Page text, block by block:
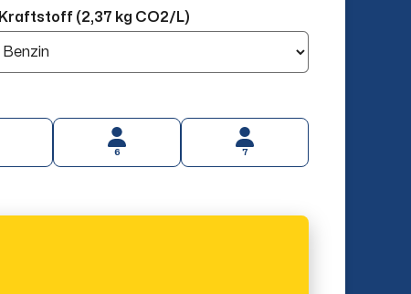
Kraftstoff (2,37 kg CO2/L)
6 7